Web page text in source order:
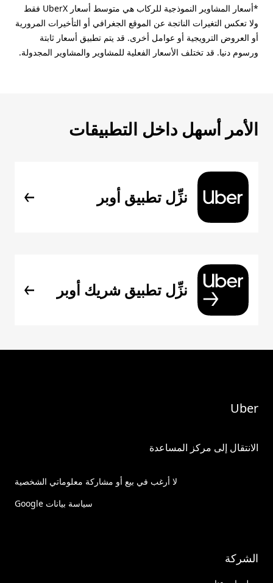
*أسعار المشاوير النموذجية للركاب هي متوسط أسعار UberX فقط
ولا تعكس التغيرات الناتجة عن الموقع الجغرافي أو التأخيرات المرورية
أو العروض الترويجية أو عوامل أخرى. قد يتم تطبيق أسعار ثابتة
ورسوم دنيا. قد تختلف الأسعار الفعلية للمشاوير والمشاوير المجدولة.
الأمر أسهل داخل التطبيقات
نزِّل تطبيق أوبر
نزِّل تطبيق شريك أوبر
Uber
الانتقال إلى مركز المساعدة
لا أرغب في بيع أو مشاركة معلوماتي الشخصية
سياسة بيانات Google
الشركة